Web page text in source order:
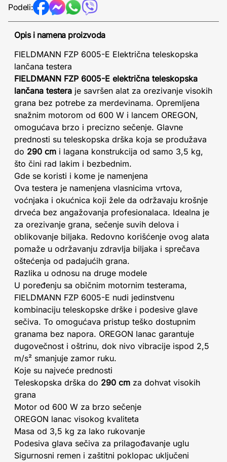
Podeli:
Opis i namena proizvoda
FIELDMANN FZP 6005-E Električna teleskopska
lančana testera
FIELDMANN FZP 6005-E električna teleskopska
lančana testera je savršen alat za orezivanje visokih
grana bez potrebe za merdevinama. Opremljena
snažnim motorom od 600 W i lancem OREGON,
omogućava brzo i precizno sečenje. Glavne
prednosti su teleskopska drška koja se produžava
do 290 cm i lagana konstrukcija od samo 3,5 kg,
što čini rad lakim i bezbednim.
Gde se koristi i kome je namenjena
Ova testera je namenjena vlasnicima vrtova,
voćnjaka i okućnica koji žele da održavaju krošnje
drveća bez angažovanja profesionalaca. Idealna je
za orezivanje grana, sečenje suvih delova i
oblikovanje biljaka. Redovno korišćenje ovog alata
pomaže u održavanju zdravlja biljaka i sprečava
oštećenja od padajućih grana.
Razlika u odnosu na druge modele
U poređenju sa običnim motornim testerama,
FIELDMANN FZP 6005-E nudi jedinstvenu
kombinaciju teleskopske drške i podesive glave
sečiva. To omogućava pristup teško dostupnim
granama bez napora. OREGON lanac garantuje
dugovečnost i oštrinu, dok nivo vibracije ispod 2,5
m/s² smanjuje zamor ruku.
Koje su najveće prednosti
Teleskopska drška do 290 cm za dohvat visokih
grana
Motor od 600 W za brzo sečenje
OREGON lanac visokog kvaliteta
Masa od 3,5 kg za lako rukovanje
Podesiva glava sečiva za prilagođavanje uglu
Sigurnosni remen i zaštitni poklopac uključeni